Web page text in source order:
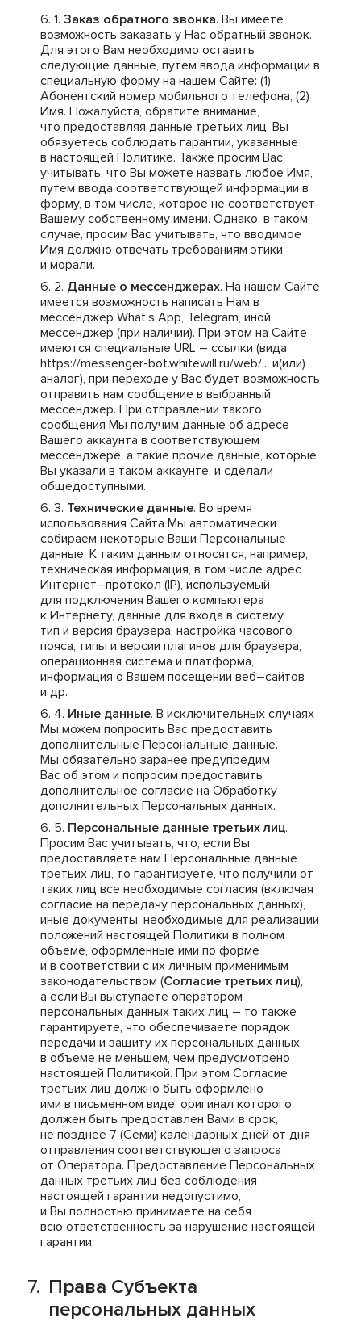
Заказ обратного звонка. Вы имеете
возможность заказать у Нас обратный звонок.
Для этого Вам необходимо оставить
следующие данные, путем ввода информации в
специальную форму на нашем Сайте: (1)
Абонентский номер мобильного телефона, (2)
Имя. Пожалуйста, обратите внимание,
что предоставляя данные третьих лиц, Вы
обязуетесь соблюдать гарантии, указанные
в настоящей Политике. Также просим Вас
учитывать, что Вы можете назвать любое Имя,
путем ввода соответствующей информации в
форму, в том числе, которое не соответствует
Вашему собственному имени. Однако, в таком
случае, просим Вас учитывать, что вводимое
Имя должно отвечать требованиям этики
и морали.
Данные о мессенджерах. На нашем Сайте
имеется возможность написать Нам в
мессенджер What’s App, Telegram, иной
мессенджер (при наличии). При этом на Сайте
имеются специальные URL – ссылки (вида
https://messenger-bot.whitewill.ru/web/... и(или)
аналог), при переходе у Вас будет возможность
отправить нам сообщение в выбранный
мессенджер. При отправлении такого
сообщения Мы получим данные об адресе
Вашего аккаунта в соответствующем
мессенджере, а такие прочие данные, которые
Вы указали в таком аккаунте, и сделали
общедоступными.
Технические данные. Во время
использования Сайта Мы автоматически
собираем некоторые Ваши Персональные
данные. К таким данным относятся, например,
техническая информация, в том числе адрес
Интернет–протокол (IP), используемый
для подключения Вашего компьютера
к Интернету, данные для входа в систему,
тип и версия браузера, настройка часового
пояса, типы и версии плагинов для браузера,
операционная система и платформа,
информация о Вашем посещении веб–сайтов
и др.
Иные данные. В исключительных случаях
Мы можем попросить Вас предоставить
дополнительные Персональные данные.
Мы обязательно заранее предупредим
Вас об этом и попросим предоставить
дополнительное согласие на Обработку
дополнительных Персональных данных.
Персональные данные третьих лиц.
Просим Вас учитывать, что, если Вы
предоставляете нам Персональные данные
третьих лиц, то гарантируете, что получили от
таких лиц все необходимые согласия (включая
согласие на передачу персональных данных),
иные документы, необходимые для реализации
положений настоящей Политики в полном
объеме, оформленные ими по форме
и в соответствии с их личным применимым
законодательством (Согласие третьих лиц),
а если Вы выступаете оператором
персональных данных таких лиц – то также
гарантируете, что обеспечиваете порядок
передачи и защиту их персональных данных
в объеме не меньшем, чем предусмотрено
настоящей Политикой. При этом Согласие
третьих лиц должно быть оформлено
ими в письменном виде, оригинал которого
должен быть предоставлен Вами в срок,
не позднее 7 (Семи) календарных дней от дня
отправления соответствующего запроса
от Оператора. Предоставление Персональных
данных третьих лиц без соблюдения
настоящей гарантии недопустимо,
и Вы полностью принимаете на себя
всю ответственность за нарушение настоящей
гарантии.
Права Субъекта
персональных данных